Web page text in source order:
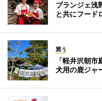
ブランジェ
と共にフード
買う
「軽井沢朝
犬用の鹿ジャ